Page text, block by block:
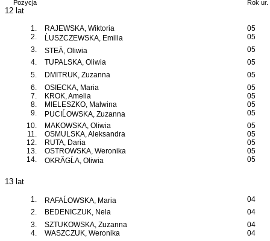
Pozycja Rok ur.
12 lat
1. RAJEWSKA, Wiktoria
05
2.
ĹUSZCZEWSKA, Emilia
05
3.
STEÄ, Oliwia
05
4.
TUPALSKA, Oliwia
05
5.
DMITRUK, Zuzanna
05
6.
OSIECKA, Maria
05
7.
KROK, Amelia
05
8.
MIELESZKO, Malwina
05
9.
PUCIĹOWSKA, Zuzanna
05
10.
MAKOWSKA, Oliwia
05
11.
OSMULSKA, Aleksandra
05
12.
RUTA, Daria
05
13.
OSTROWSKA, Weronika
05
14.
OKRÄGĹA, Oliwia 05
13 lat
1. RAFAĹOWSKA, Maria
04
2.
BEDENICZUK, Nela
04
3.
SZTUKOWSKA, Zuzanna
04
4.
WASZCZUK, Weronika
04